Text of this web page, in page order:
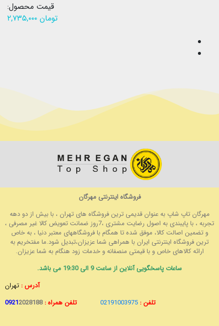
قیمت محصول:
تومان
فروشگاه اینترنتی مهرگان
مهرگان تاپ شاپ به عنوان قدیمی ترین فروشگاه های تهران ، با بیش از دو دهه
تجربه ، با پایبندی به اصول رضایت مشتری ،7روز ضمانت تعویض کالا غیر مصرفی ،
و تضمین اصالت کالا، موفق شده تا همگام با فروشگاههای معتبر دنیا ، به خاص
ترین فروشگاه اینترنتی ایران با همراهی شما عزیزان،تبدیل شود.ما مفتخریم به
ارائه کالاهای خاص و با قیمتی منصفانه و خدمات زود هنگام به شما عزیزان.
ساعات پاسخگویی آنلاین از ساعت 9 الی 19:30 می باشد.
آدرس : تهران
تلفن : 02191003975 تلفن همراه : 09212028188